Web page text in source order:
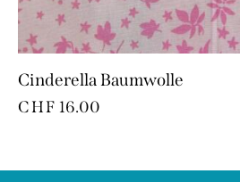
Cinderella Baumwolle
CHF 16.00